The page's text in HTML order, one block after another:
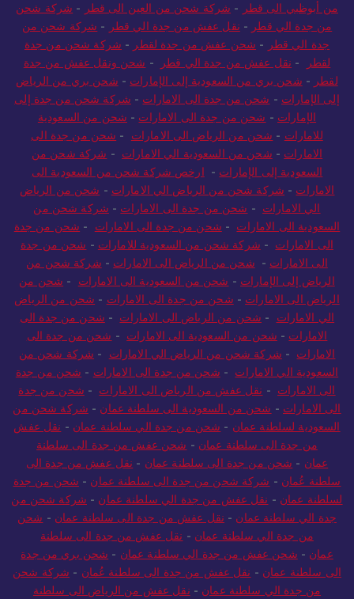
من أبوظبي الى قطر - شركة شحن من العين الى قطر - شركة شحن
من جدة الي قطر - نقل عفش من جدة الي قطر - شركة شحن من
جدة الي قطر - شحن عفش من جدة لقطر - شركة شحن من جدة
لقطر
- نقل عفش من جدة الي قطر - شحن ونقل عفش من جدة
لقطر - شحن بري من السعودية إلى الإمارات - شحن بري من الرياض
إلى الإمارات - شحن من جدة الى الامارات - شركة شحن من جدة إلى
الإمارات - شحن من جدة الى الامارات - شحن من السعودية
للامارات - شحن من الرياض الى الامارات - شحن من جدة الى
الامارات - شحن من السعودية الي الامارات - شركة شحن من
السعودية إلى الإمارات - ارخص شركة شحن من السعودية الى
الامارات - شركة شحن من الرياض الي الامارات - شحن من الرياض
الي الامارات - شحن من جدة الى الامارات - شركة شحن من
السعودية الى الامارات - شحن من جدة الى الامارات - شحن من جدة
الى الامارات - شركة شحن من السعودية للامارات - شحن من جدة
الى الامارات - شحن من الرياض الى الامارات - شركة شحن من
الرياض إلى الإمارات - شحن من السعودية الى الامارات - شحن من
الرياض الى الامارات - شحن من جدة الى الامارات - شحن من الرياض
الي الامارات - شحن من الرياض الى الامارات - شحن من جدة الى
الامارات - شحن من السعودية الى الامارات - شحن من جدة الى
الامارات - شركة شحن من الرياض الي الامارات - شركة شحن من
السعودية الي الامارات - شحن من جدة الى الامارات - شحن من جدة
الى الامارات - نقل عفش من الرياض الى الامارات - شحن من جدة
الى الامارات - شحن من السعودية الى سلطنة عمان - شركة شحن من
السعودية لسلطنة عمان - شحن من جدة الي سلطنة عمان - نقل عفش
من جدة الى سلطنة عمان - شحن عفش من جدة الى سلطنة
عمان - شحن من جدة الى سلطنة عمان - نقل عفش من جدة الى
سلطنة عُمان - شركة شحن من جدة الى سلطنة عمان - شحن من جدة
لسلطنة عمان - نقل عفش من جدة الي سلطنة عمان - شركة شحن من
جدة الي سلطنة عمان - نقل عفش من جدة الى سلطنة عمان - شحن
من جدة الي سلطنة عمان - نقل عفش من جدة الى سلطنة
عمان - شحن عفش من جدة الي سلطنة عمان - شحن بري من جدة
الى سلطنة عمان - نقل عفش من جدة الى سلطنة عُمان - شركة شحن
من جدة الي سلطنة عمان - نقل عفش من الرياض الى سلطنة